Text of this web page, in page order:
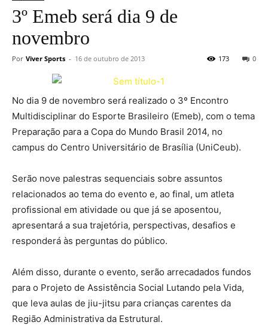
3º Emeb será dia 9 de
novembro
Por Viver Sports - 16 de outubro de 2013 0
173
No dia 9 de novembro será realizado o 3º Encontro
Multidisciplinar do Esporte Brasileiro (Emeb), com o tema
Preparação para a Copa do Mundo Brasil 2014, no
campus do Centro Universitário de Brasília (UniCeub).
Serão nove palestras sequenciais sobre assuntos
relacionados ao tema do evento e, ao final, um atleta
profissional em atividade ou que já se aposentou,
apresentará a sua trajetória, perspectivas, desafios e
responderá às perguntas do público.
Além disso, durante o evento, serão arrecadados fundos
para o Projeto de Assistência Social Lutando pela Vida,
que leva aulas de jiu-jitsu para crianças carentes da
Região Administrativa da Estrutural.